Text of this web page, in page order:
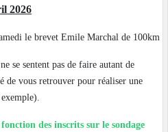
2026
le brevet Emile Marchal de 100km
se sentent pas de faire autant de
de vous retrouver pour réaliser une
des inscrits sur le sondage